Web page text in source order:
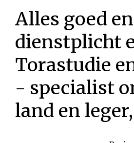
Alles goed
dienstplicht
Torastudie
- specialist
land en